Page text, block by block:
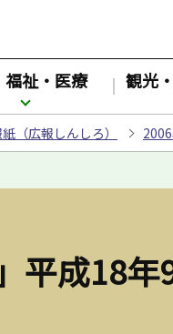
福祉・医療 観光
（広報しんしろ）
平成18年